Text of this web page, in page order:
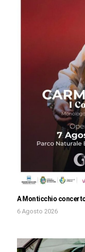
A Monticchio
6 Agosto 2026